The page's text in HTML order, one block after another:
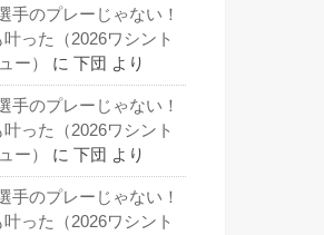
手のプレーじゃない！
った（2026ワシント
ー）
に 下団 より
手のプレーじゃない！
った（2026ワシント
ー）
に 下団 より
手のプレーじゃない！
った（2026ワシント